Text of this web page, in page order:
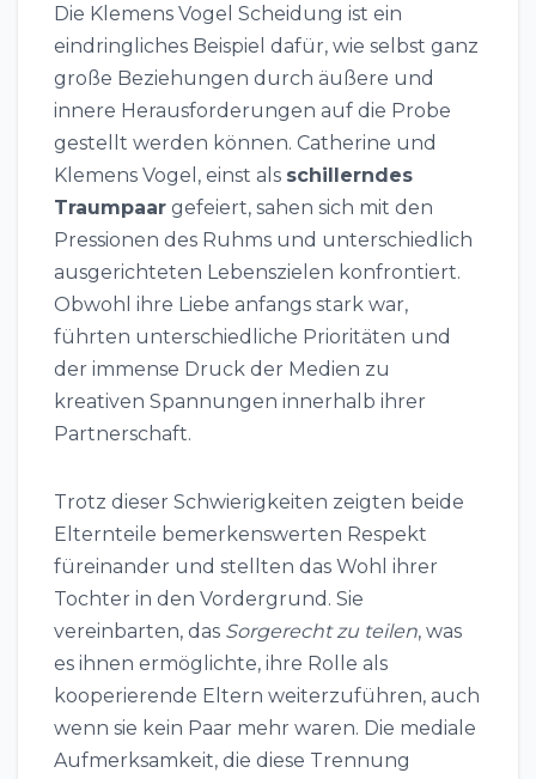
Die Klemens Vogel Scheidung ist ein
eindringliches Beispiel dafür, wie selbst ganz
große Beziehungen durch äußere und
innere Herausforderungen auf die Probe
gestellt werden können. Catherine und
Klemens Vogel, einst als schillerndes
Traumpaar gefeiert, sahen sich mit den
Pressionen des Ruhms und unterschiedlich
ausgerichteten Lebenszielen konfrontiert.
Obwohl ihre Liebe anfangs stark war,
führten unterschiedliche Prioritäten und
der immense Druck der Medien zu
kreativen Spannungen innerhalb ihrer
Partnerschaft.
Trotz dieser Schwierigkeiten zeigten beide
Elternteile bemerkenswerten Respekt
füreinander und stellten das Wohl ihrer
Tochter in den Vordergrund. Sie
vereinbarten, das Sorgerecht zu teilen, was
es ihnen ermöglichte, ihre Rolle als
kooperierende Eltern weiterzuführen, auch
wenn sie kein Paar mehr waren. Die mediale
Aufmerksamkeit, die diese Trennung